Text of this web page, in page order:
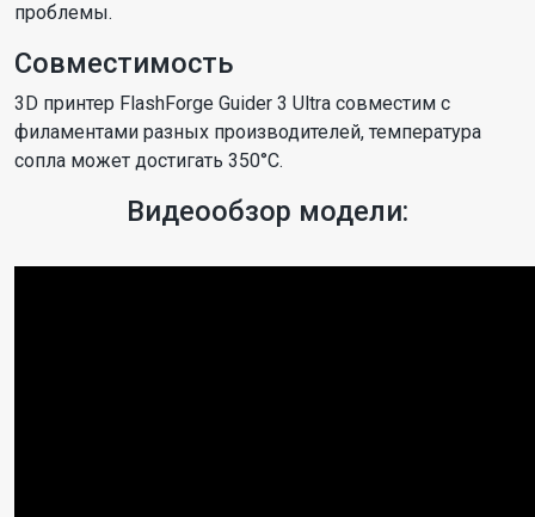
проблемы.
Совместимость
3D принтер FlashForge Guider 3 Ultra совместим с
филаментами разных производителей, температура
сопла может достигать 350°С.
Видеообзор модели: